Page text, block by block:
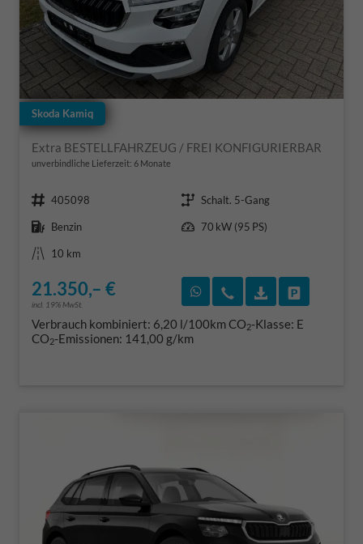
Skoda Kamiq
Extra BESTELLFAHRZEUG / FREI KONFIGURIERBAR
unverbindliche Lieferzeit: 6 Monate
Fahrzeugnr. 405098 Getriebe Schalt. 5-Gang
Kraftstoff Benzin Leistung
70 kW (95 PS)
Kilometerstand
10 km
21.350,– €
incl. 19% MwSt.
Rückruf vereinbaren
Wir rufen Sie an
Verbrauch kombiniert: 6,20 l/100kmCO2-Klasse: E
CO2-Emissionen: 141,00 g/km